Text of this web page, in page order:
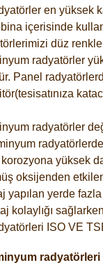
en yüksek
içerisinde
düz
radyatörler
Panel
radyatörler
yüksek
oksijenden
yapılan yerde
kolaylığı
ISO VE
radyatörleri